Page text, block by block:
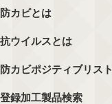
防カビとは
抗ウイルスとは
防カビポジティブリスト
登録加工製品検索